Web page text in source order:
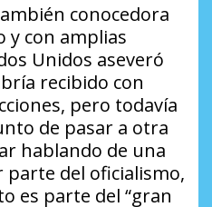
conocedora
y con amplias
Unidos aseveró
recibido con
pero todavía
de pasar a otra
hablando de una
parte del oficialismo,
es parte del “gran